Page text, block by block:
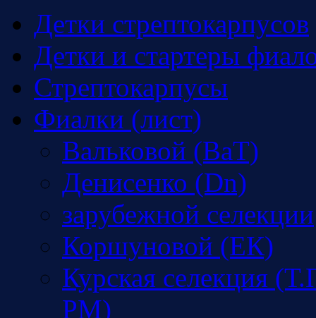
Детки стрептокарпусов
Детки и стартеры
Стрептокарпусы
Фиалки (лист)
Вальковой (ВаТ)
Денисенко (Dn)
зарубежной селекции
Коршуновой (ЕК)
Курская селекция
РМ)